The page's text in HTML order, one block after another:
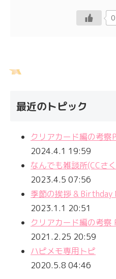
0
最近のトピック
クリアカード編の考
2024.4.1 19:59
なんでも雑談所(CCさ
2023.4.5 07:56
季節の挨拶 & Birthday
2023.1.1 20:51
クリアカード編の考察
2021.2.25 20:59
ハピメモ専用トピ
2020.5.8 04:46